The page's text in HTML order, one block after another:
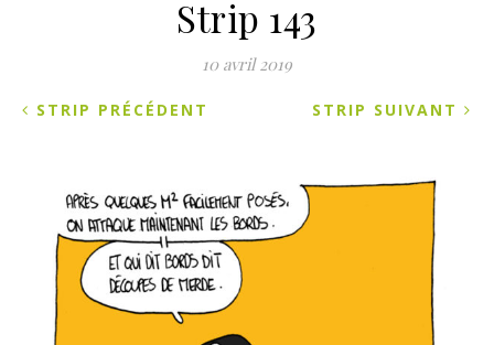
Strip 143
10 avril 2019
STRIP SUIVANT
STRIP PRÉCÉDENT